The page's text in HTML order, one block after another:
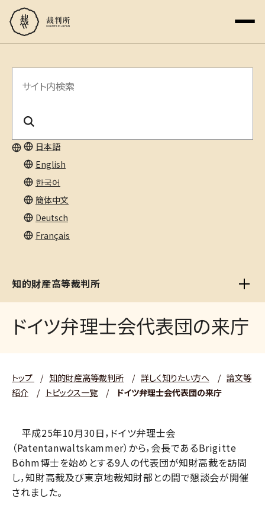
日本語
English
한국어
簡体中文
Deutsch
Français
サ
内
検
索
知的財産高等裁判所
ドイツ弁理士会代表団の来庁
トップ / 知的財産高等裁判所 / 詳しく知りたい方へ / 論文等
紹介
/ トピックス一覧 / ドイツ弁理士会代表団の来庁
平成25年10月30日，ドイツ弁理士会
（Patentanwaltskammer）から，会長であるBrigitte
Böhm博士を始めとする9人の代表団が知財高裁を訪問
し，知財高裁及び東京地裁知財部との間で懇談会が開催
されました。